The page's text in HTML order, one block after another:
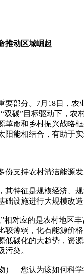
推动区域崛起
部分。7月18日，
双碳”目标驱动下，农
革命和乡村振兴战略
能相结合，有助于
份支持农村清洁能源
其特征是规模经济、
设施进行大规模改
相对应的是农村地区
较薄弱，化石能源价
低碳化的大趋势，资
污染。
，您认为该如何科